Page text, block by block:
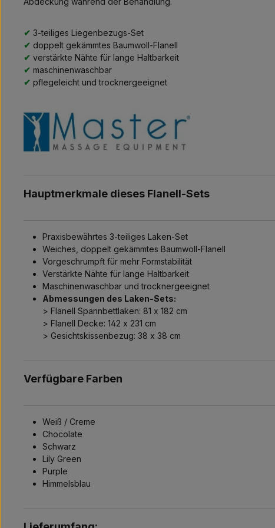
✔ 3-teiliges Liegenbezugs-Set
✔ doppelt gekämmtes Baumwoll-Flanell
✔ verstärkte Nähte für lange Haltbarkeit
✔ maschinenwaschbar
✔ pflegeleicht und trocknergeeignet
Hauptmerkmale dieses Flanell-Sets
Praxisbewährtes 3-teiliges Laken-Set
Weiches, doppelt gekämmtes Baumwoll-Flanell
Vorgeschrumpft für mehr Formstabilität
Verstärkte Nähte für lange Haltbarkeit
Maschinenwaschbar und trocknergeeignet
Abmessungen des Laken-Sets:
> Flanell Spannbettlaken: 81 x 182 cm
> Flanell Decke: 142 x 231 cm
> Gesichtskissenbezug: 38 x 38 cm
Verfügbare Farben
Weiß / Creme
Chocolate
Schwarz
Lily Green
Purple
Himmelsblau